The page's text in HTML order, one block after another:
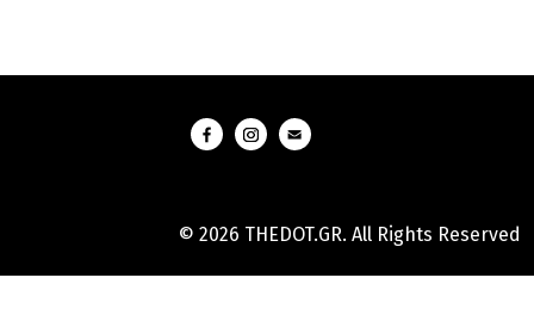
© 2026 THEDOT.GR. All Rights Reserved